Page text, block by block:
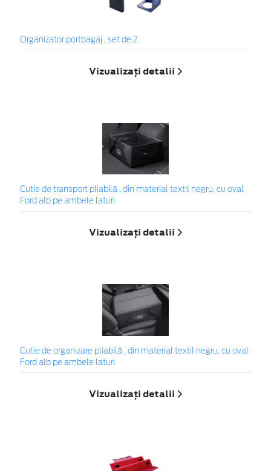
Organizator portbagaj , set de 2
Vizualizați detalii
Cutie de transport pliabilă , din material textil negru, cu oval
Ford alb pe ambele laturi
Vizualizați detalii
Cutie de organizare pliabilă , din material textil negru, cu oval
Ford alb pe ambele laturi
Vizualizați detalii